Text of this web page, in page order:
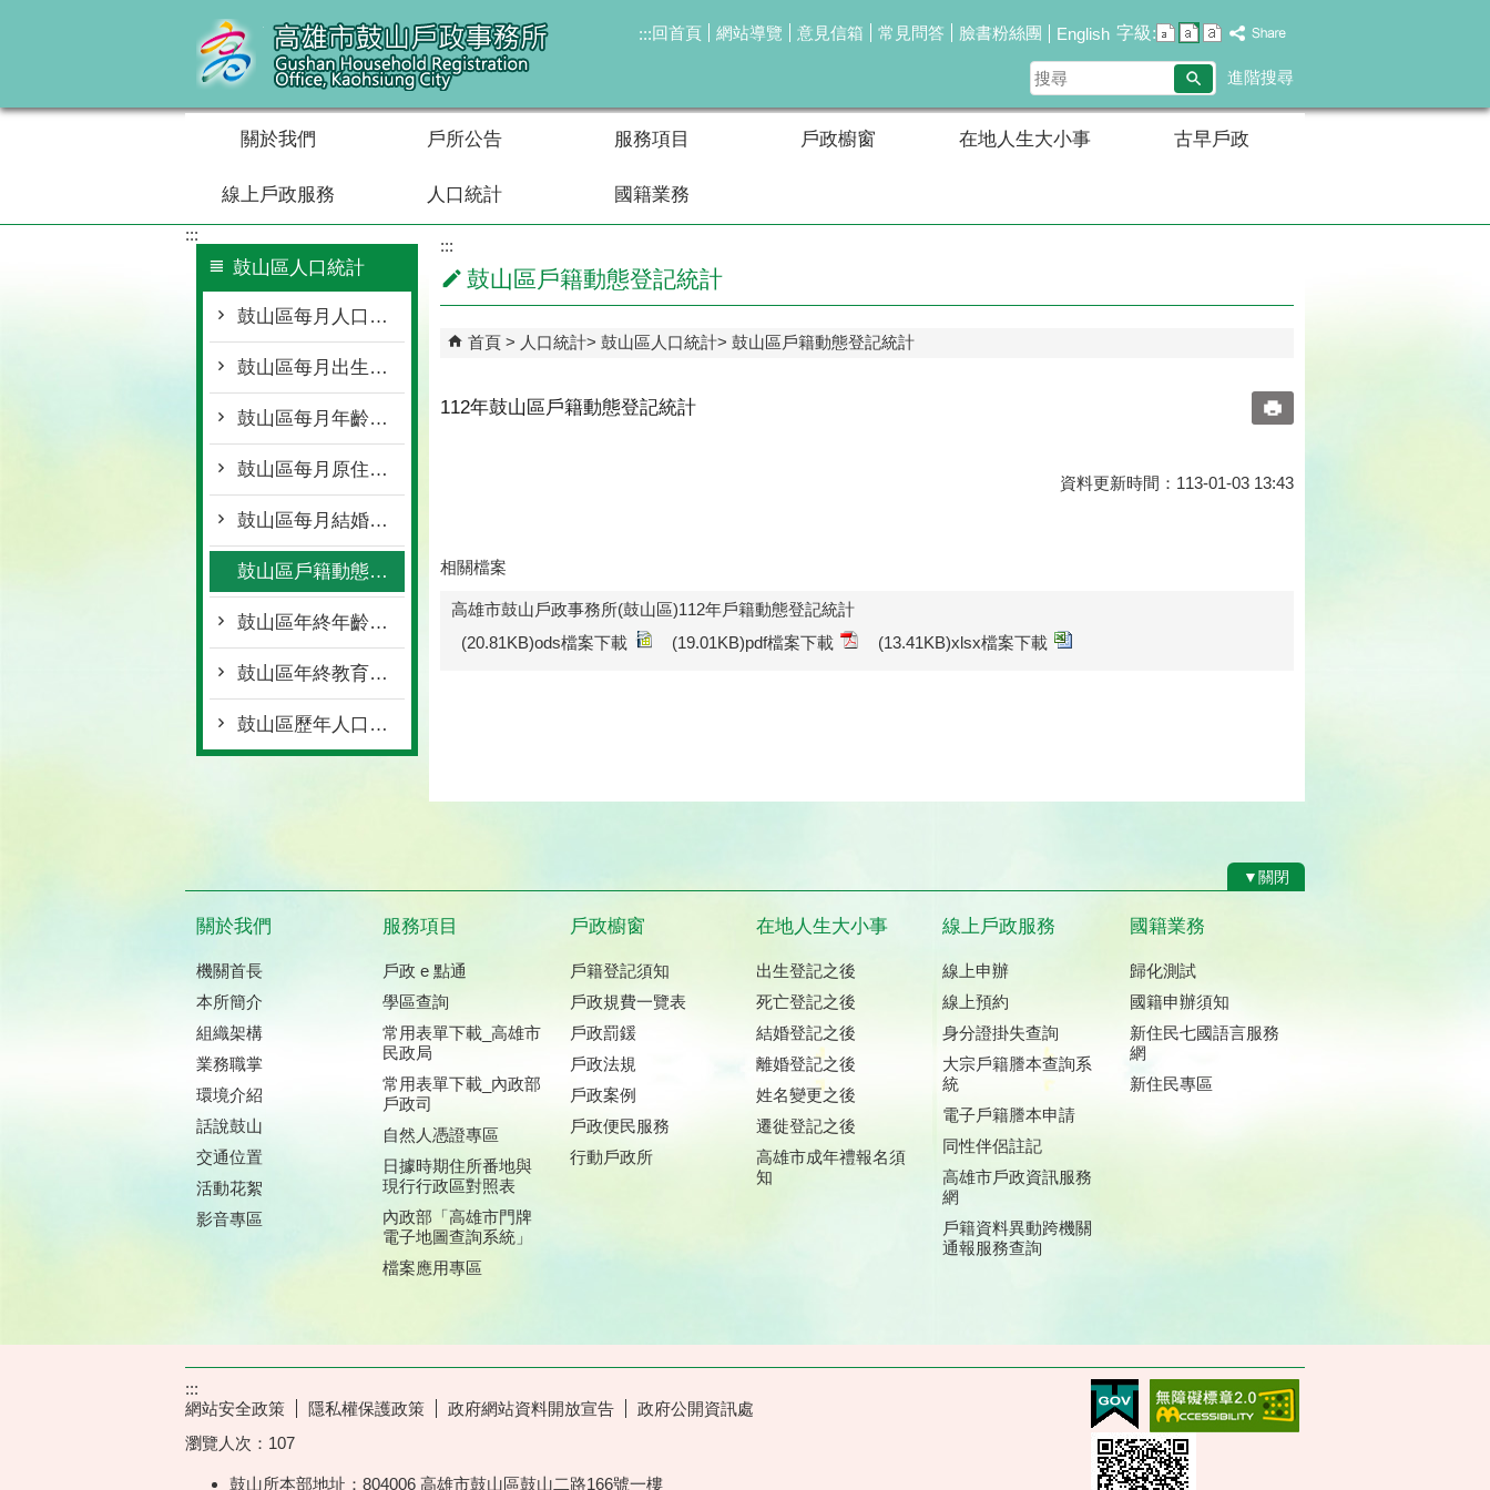
:::回首頁 網站導覽 意見信箱 常見問答 臉書粉絲團 English 字級:
搜
尋
進階搜尋
關於我們 戶所公告 服務項目 戶政櫥窗 在地人生大小事 古早戶政
線上戶政服務 人口統計 國籍業務
:::
鼓山區人口統計
鼓山區每月人口概況統計
鼓山區每月出生死亡遷入遷出統計
鼓山區每月年齡層按里別統計
鼓山區每月原住民按里別統計
鼓山區每月結婚離婚統計
鼓山區戶籍動態登記統計
鼓山區年終年齡層統計
鼓山區年終教育程度統計
鼓山區歷年人口統計
:::
鼓山區戶籍動態登記統計
首頁 人口統計 鼓山區人口統計 鼓山區戶籍動態登記統計
112年鼓山區戶籍動態登記統計
資料更新時間：113-01-03 13:43
相關檔案
高雄市鼓山戶政事務所(鼓山區)112年戶籍動態登記統計
(20.81KB)ods檔案下載
(19.01KB)pdf檔案下載 (13.41KB)xlsx檔案下載
▼關閉
關於我們
機關首長
本所簡介
組織架構
業務職掌
環境介紹
話說鼓山
交通位置
活動花絮
影音專區
服務項目
戶政 e 點通
學區查詢
常用表單下載_高雄市
民政局
常用表單下載_內政部
戶政司
自然人憑證專區
日據時期住所番地與
現行行政區對照表
內政部「高雄市門牌
電子地圖查詢系統」
檔案應用專區
戶政櫥窗
戶籍登記須知
戶政規費一覽表
戶政罰鍰
戶政法規
戶政案例
戶政便民服務
行動戶政所
在地人生大小事
出生登記之後
死亡登記之後
結婚登記之後
離婚登記之後
姓名變更之後
遷徙登記之後
高雄市成年禮報名須
知
線上戶政服務
線上申辦
線上預約
身分證掛失查詢
大宗戶籍謄本查詢系
統
電子戶籍謄本申請
同性伴侶註記
高雄市戶政資訊服務
網
戶籍資料異動跨機關
通報服務查詢
國籍業務
歸化測試
國籍申辦須知
新住民七國語言服務
網
新住民專區
:::
網站安全政策
隱私權保護政策 政府網站資料開放宣告
政府公開資訊處
瀏覽人次： 107
鼓山所本部地址：804006 高雄市鼓山區鼓山二路166號一樓